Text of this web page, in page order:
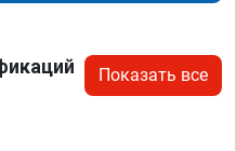
Показать все